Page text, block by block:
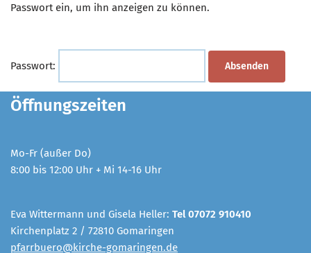
Passwort ein, um ihn anzeigen zu können.
Passwort:
Öffnungszeiten
Mo-Fr (außer Do)
8:00 bis 12:00 Uhr + Mi 14-16 Uhr
Eva Wittermann und Gisela Heller: Tel 07072 910410
Kirchenplatz 2 / 72810 Gomaringen
pfarrbuero@kirche-gomaringen.de